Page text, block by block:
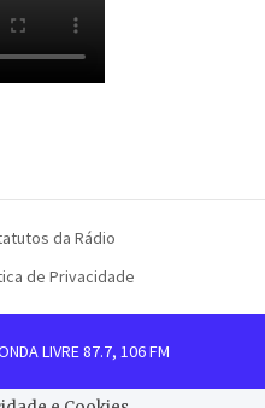
da Rádio
de Privacidade
LIVRE 87.7, 106 FM